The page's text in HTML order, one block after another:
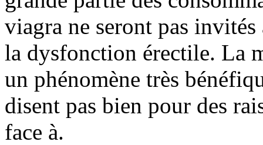
viagra ne seront pas
la dysfonction érectile. La
un phénomène très
disent pas bien pour des
face à.